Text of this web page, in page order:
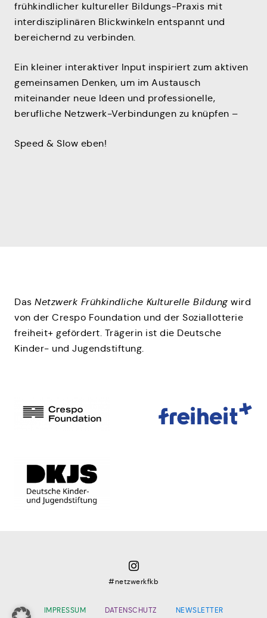
frühkindlicher kultureller Bildungs-Praxis mit
interdisziplinären Blickwinkeln entspannt und
bereichernd zu verbinden.
Ein kleiner interaktiver Input inspiriert zum aktiven
gemeinsamen Denken, um im Austausch
miteinander neue Ideen und professionelle,
berufliche Netzwerk-Verbindungen zu knüpfen –
Speed & Slow eben!
Das Netzwerk Frühkindliche Kulturelle Bildung wird
von der Crespo Foundation und der Soziallotterie
freiheit+ gefördert. Trägerin ist die Deutsche
Kinder- und Jugendstiftung.
instagram
#netzwerkfkb
IMPRESSUM DATENSCHUTZ NEWSLETTER